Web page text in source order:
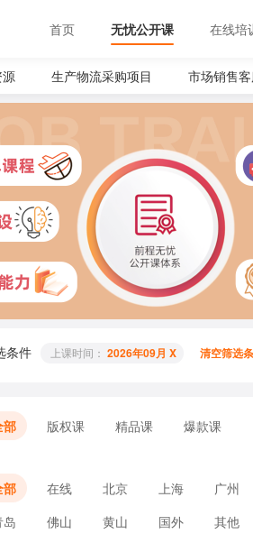
首页 无忧公开课 在线培
源 生产物流采购项目 市场销售
条件 上课时间： 2026年09月 X 清空筛选
部 版权课 精品课 爆款课
部 在线 北京 上海
广州
岛
佛山 黄山 国外 其他